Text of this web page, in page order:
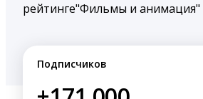
рейтинге"Фильмы и анимация"
Подписчиков